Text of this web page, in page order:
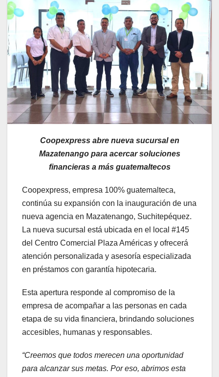
Coopexpress abre nueva sucursal en
Mazatenango para acercar soluciones
financieras a más guatemaltecos
Coopexpress, empresa 100% guatemalteca,
continúa su expansión con la inauguración de una
nueva agencia en Mazatenango, Suchitepéquez.
La nueva sucursal está ubicada en el local #145
del Centro Comercial Plaza Américas y ofrecerá
atención personalizada y asesoría especializada
en préstamos con garantía hipotecaria.
Esta apertura responde al compromiso de la
empresa de acompañar a las personas en cada
etapa de su vida financiera, brindando soluciones
accesibles, humanas y responsables.
“Creemos que todos merecen una oportunidad
para alcanzar sus metas. Por eso, abrimos esta